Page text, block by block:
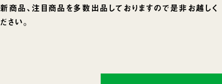
新商品、注目商品を多数出品しておりますので是非お越しく
ださい。